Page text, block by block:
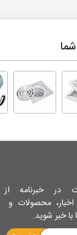
در خبرنامه از
محصولات و
با خبر شوید.